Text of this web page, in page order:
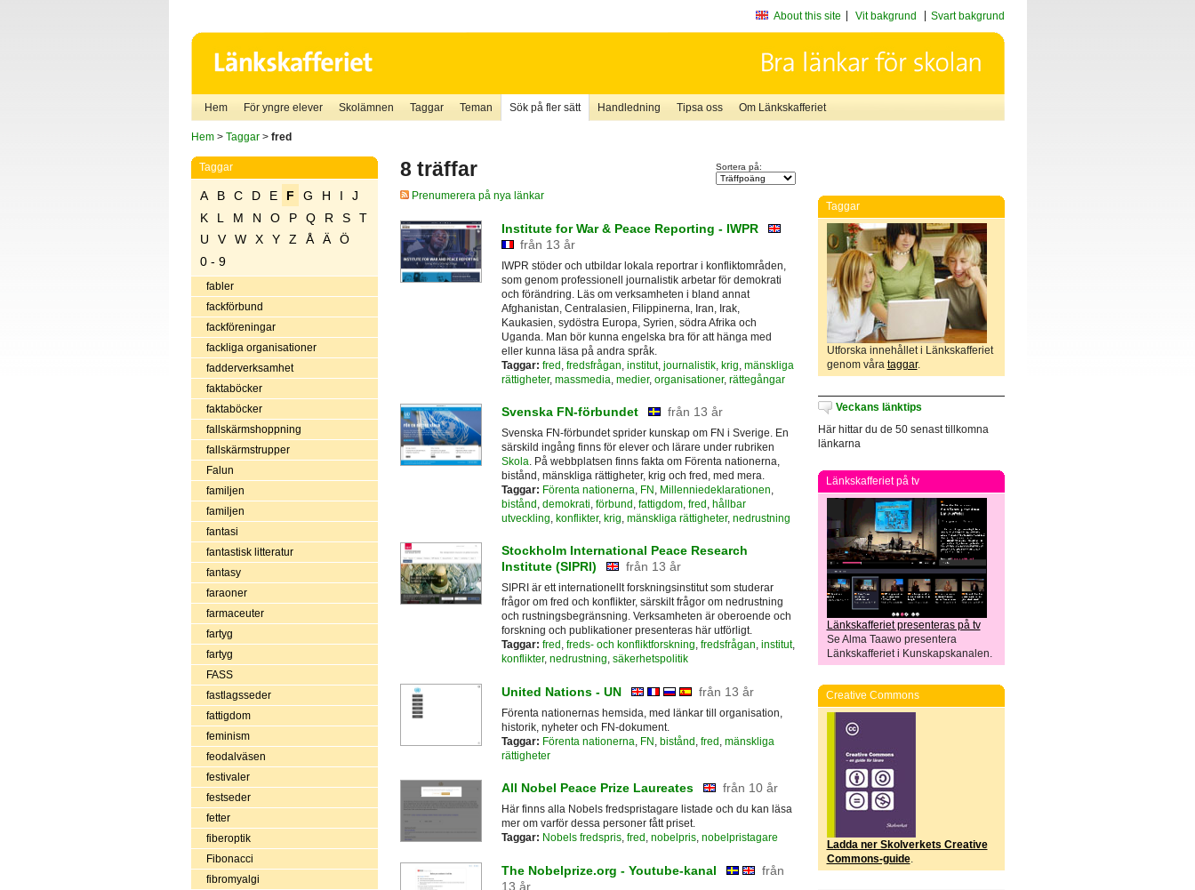
About this site Vit bakgrund Svart bakgrund
Hem För yngre elever Skolämnen Taggar Teman Sök på fler sätt Handledning Tipsa oss Om Länkskafferiet
Hem> Taggar> fred
Taggar
A B C D E F G H I
J
K
L M N O P Q R S
T
U
V W X Y Z Å Ä
Ö
0 - 9
fabler
fackförbund
fackföreningar
fackliga organisationer
fadderverksamhet
faktaböcker
faktaböcker
fallskärmshoppning
fallskärmstrupper
Falun
familjen
familjen
fantasi
fantastisk litteratur
fantasy
faraoner
farmaceuter
fartyg
fartyg
FASS
fastlagsseder
fattigdom
feminism
feodalväsen
festivaler
festseder
fetter
fiberoptik
Fibonacci
fibromyalgi
8 träffar Sortera på:
Prenumerera på nya länkar
Institute for War & Peace Reporting - IWPR
från 13 år
IWPR stöder och utbildar lokala reportrar i konfliktområden,
som genom professionell journalistik arbetar för demokrati
och förändring. Läs om verksamheten i bland annat
Afghanistan, Centralasien, Filippinerna, Iran, Irak,
Kaukasien, sydöstra Europa, Syrien, södra Afrika och
Uganda. Man bör kunna engelska bra för att hänga med
eller kunna läsa på andra språk.
Taggar: fred fredsfrågan institut, journalistik, krig mänskliga
rättigheter, massmedia medier, organisationer, rättegångar
Svenska FN-förbundet från 13 år
Svenska FN-förbundet sprider kunskap om FN i Sverige. En
särskild ingång finns för elever och lärare under rubriken
Skola. På webbplatsen finns fakta om Förenta nationerna,
bistånd, mänskliga rättigheter, krig och fred, med mera.
Taggar: Förenta nationerna, FN , Millenniedeklarationen,
bistånd , demokrati, förbund , fattigdom, fred , hållbar
utveckling, konflikter, krig, mänskliga rättigheter, nedrustning
Stockholm International Peace Research
Institute (SIPRI)
från 13 år
SIPRI är ett internationellt forskningsinstitut som studerar
frågor om fred och konflikter, särskilt frågor om nedrustning
och rustningsbegränsning. Verksamheten är oberoende och
forskning och publikationer presenteras här utförligt.
Taggar: fred , freds- och konfliktforskning, fredsfrågan, institut,
konflikter, nedrustning, säkerhetspolitik
United Nations - UN från 13 år
Förenta nationernas hemsida, med länkar till organisation,
historik, nyheter och FN-dokument.
Taggar: Förenta nationerna, FN, bistånd, fred, mänskliga
rättigheter
All Nobel Peace Prize Laureates från 10 år
Här finns alla Nobels fredspristagare listade och du kan läsa
mer om varför dessa personer fått priset.
Taggar: Nobels fredspris, fred , nobelpris, nobelpristagare
The Nobelprize.org - Youtube-kanal
från
13 år
Taggar
Utforska innehållet i Länkskafferiet
genom våra taggar.
Veckans länktips
Här hittar du de 50 senast tillkomna
länkarna
Länkskafferiet på tv
Länkskafferiet presenteras på tv
Se Alma Taawo presentera
Länkskafferiet i Kunskapskanalen.
Creative Commons
Ladda ner Skolverkets Creative
Commons-guide.